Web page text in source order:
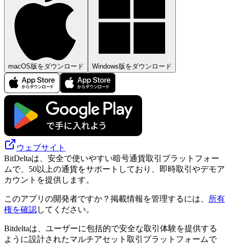
macOS版をダウンロード Windows版をダウンロード
ウェブサイト
BitDeltaは、安全で使いやすい暗号通貨取引プラットフォー
ムで、50以上の通貨をサポートしており、即時取引やデモア
カウントを提供します。
このアプリの開発者ですか？掲載情報を管理するには、
所有
権を確認してください。
Bitdeltaは、ユーザーに包括的で安全な取引体験を提供する
ように設計されたマルチアセット取引プラットフォームで